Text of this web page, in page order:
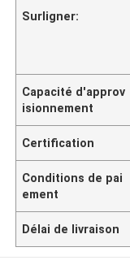
Surligner:
Capacité d'approv
isionnement
Certification
Conditions de pai
ement
Délai de livraison